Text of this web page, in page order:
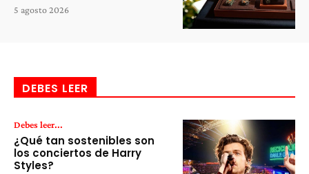
5 agosto 2026
DEBES LEER
Debes leer...
¿Qué tan sostenibles son
los conciertos de Harry
Styles?